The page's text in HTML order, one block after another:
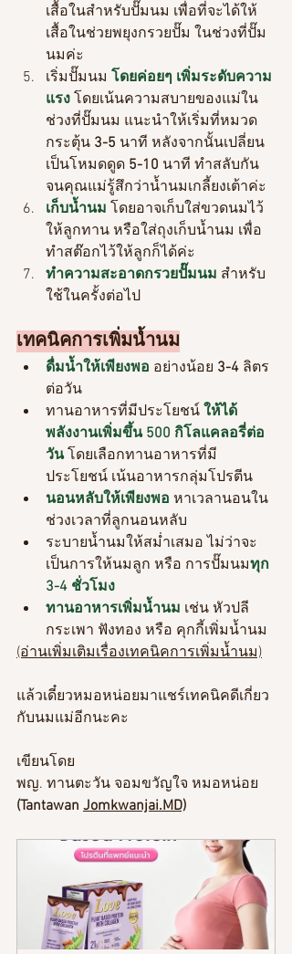
เสื้อในสำหรับปั๊มนม เพื่อที่จะได้ให้
เสื้อในช่วยพยุงกรวยปั๊ม ในช่วงที่ปั๊ม
นมค่ะ
เริ่มปั๊มนม โดยค่อยๆ เพิ่มระดับความ
แรง โดยเน้นความสบายของแม่ใน
ช่วงที่ปั๊มนม แนะนำให้เริ่มที่หมวด
กระตุ้น 3-5 นาที หลังจากนั้นเปลี่ยน
เป็นโหมดดูด 5-10 นาที ทำสลับกัน
จนคุณแม่รู้สึกว่าน้ำนมเกลี้ยงเต้าค่ะ
เก็บน้ำนม โดยอาจเก็บใส่ขวดนมไว้
ให้ลูกทาน หรือใส่ถุงเก็บน้ำนม เพื่อ
ทำสต๊อกไว้ให้ลูกก็ได้ค่ะ
ทำความสะอาดกรวยปั๊มนม สำหรับ
ใช้ในครั้งต่อไป
เทคนิคการเพิ่มน้ำนม
ดื่มน้ำให้เพียงพอ อย่างน้อย 3-4 ลิตร
ต่อวัน
ทานอาหารที่มีประโยชน์ ให้ได้
พลังงานเพิ่มขึ้น 500 กิโลแคลอรี่ต่อ
วัน โดยเลือกทานอาหารที่มี
ประโยชน์ เน้นอาหารกลุ่มโปรตีน
นอนหลับให้เพียงพอ หาเวลานอนใน
ช่วงเวลาที่ลูกนอนหลับ
ระบายน้ำนมให้สม่ำเสมอ ไม่ว่าจะ
เป็นการให้นมลูก หรือ การปั๊มนมทุก
3-4 ชั่วโมง
ทานอาหารเพิ่มน้ำนม เช่น หัวปลี
กระเพา ฟังทอง หรือ คุกกี้เพิ่มน้ำนม
(อ่านเพิ่มเติมเรื่องเทคนิคการเพิ่มน้ำนม)
แล้วเดี๋ยวหมอหน่อยมาแชร์เทคนิคดีเกี่ยว
กับนมแม่อีกนะคะ
เขียนโดย
พญ. ทานตะวัน จอมขวัญใจ หมอหน่อย
(Tantawan Jomkwanjai.MD)